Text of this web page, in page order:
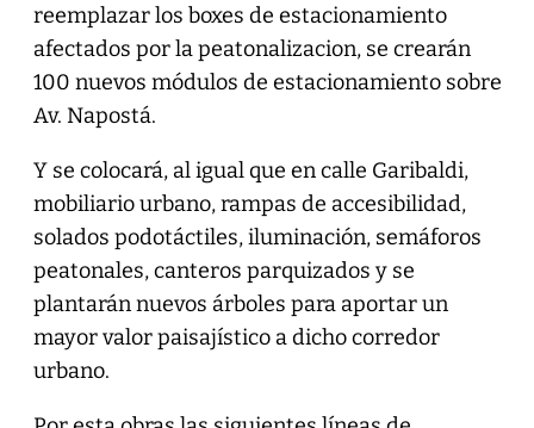
reemplazar los boxes de estacionamiento
afectados por la peatonalizacion, se crearán
100 nuevos módulos de estacionamiento sobre
Av. Napostá.
Y se colocará, al igual que en calle Garibaldi,
mobiliario urbano, rampas de accesibilidad,
solados podotáctiles, iluminación, semáforos
peatonales, canteros parquizados y se
plantarán nuevos árboles para aportar un
mayor valor paisajístico a dicho corredor
urbano.